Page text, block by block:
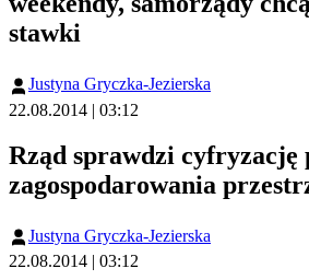
stawki
Justyna Gryczka-Jezierska
22.08.2014 | 03:12
Rząd sprawdzi cyfryzację
zagospodarowania
Justyna Gryczka-Jezierska
22.08.2014 | 03:12